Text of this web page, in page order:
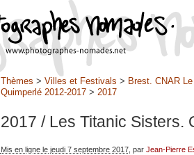
Thèmes > Villes et Festivals > Brest. CNAR
Quimperlé 2012-2017> 2017
2017 / Les Titanic Sisters.
Mis en ligne le jeudi 7 septembre 2017, par Jean-Pierre